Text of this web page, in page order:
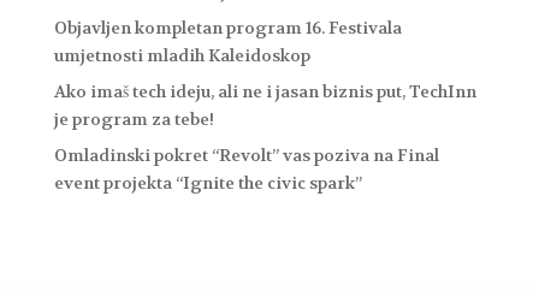
Objavljen kompletan program 16. Festivala
umjetnosti mladih Kaleidoskop
Ako imaš tech ideju, ali ne i jasan biznis put, TechInn
je program za tebe!
Omladinski pokret “Revolt” vas poziva na Final
event projekta “Ignite the civic spark”